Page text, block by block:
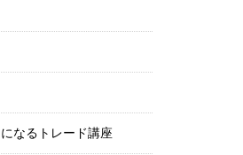
なるトレード講座